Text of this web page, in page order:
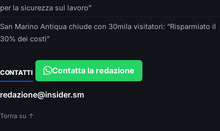
per la sicurezza sul lavoro”
San Marino Antiqua chiude con 30mila visitatori: “Risparmiato il
30% dei costi”
CONTATTI Contatta la redazione
redazione@insider.sm
Torna su ↑